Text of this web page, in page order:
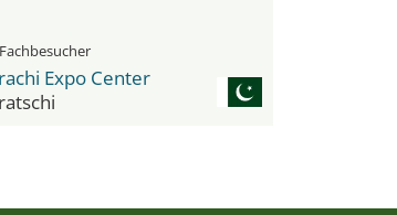
Expo Center